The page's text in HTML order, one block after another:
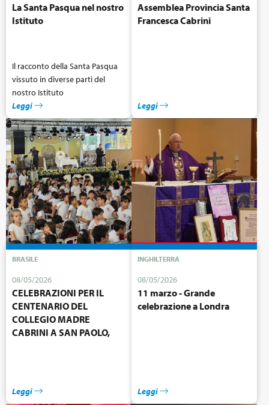
La Santa Pasqua nel nostro
Istituto
Il racconto della Santa Pasqua
vissuto in diverse parti del
nostro Istituto
Leggi
Assemblea Provincia Santa
Francesca Cabrini
Leggi
BRASILE
08/05/2026
CELEBRAZIONI PER IL
CENTENARIO DEL
COLLEGIO MADRE
CABRINI A SAN PAOLO,
Leggi
INGHILTERRA
08/05/2026
11 marzo - Grande
celebrazione a Londra
Leggi